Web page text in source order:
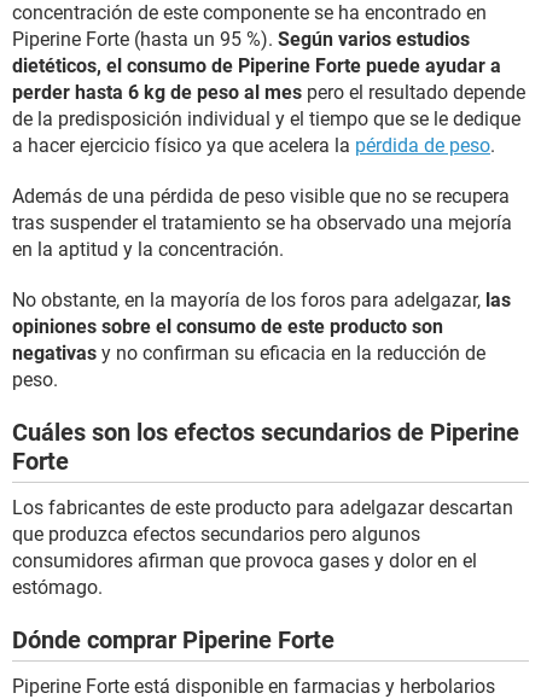
concentración de este componente se ha encontrado en
Piperine Forte (hasta un 95 %). Según varios estudios
dietéticos, el consumo de Piperine Forte puede ayudar a
perder hasta 6 kg de peso al mes pero el resultado depende
de la predisposición individual y el tiempo que se le dedique
a hacer ejercicio físico ya que acelera la pérdida de peso.
Además de una pérdida de peso visible que no se recupera
tras suspender el tratamiento se ha observado una mejoría
en la aptitud y la concentración.
No obstante, en la mayoría de los foros para adelgazar, las
opiniones sobre el consumo de este producto son
negativas y no confirman su eficacia en la reducción de
peso.
Cuáles son los efectos secundarios de Piperine
Forte
Los fabricantes de este producto para adelgazar descartan
que produzca efectos secundarios pero algunos
consumidores afirman que provoca gases y dolor en el
estómago.
Dónde comprar Piperine Forte
Piperine Forte está disponible en farmacias y herbolarios